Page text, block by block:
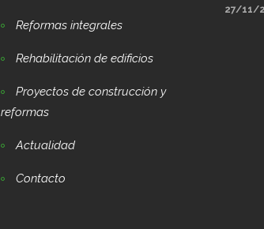
Reformas integrales
Rehabilitación de edificios
Proyectos de construcción y
reformas
Actualidad
Contacto
27/11/